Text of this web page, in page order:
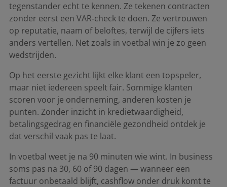
tegenstander echt te kennen. Ze tekenen contracten
zonder eerst een VAR‑check te doen. Ze vertrouwen
op reputatie, naam of beloftes, terwijl de cijfers iets
anders vertellen. Net zoals in voetbal win je zo geen
wedstrijden.
Op het eerste gezicht lijkt elke klant een topspeler,
maar niet iedereen speelt fair. Sommige klanten
scoren voor je onderneming, anderen kosten je
punten. Zonder inzicht in kredietwaardigheid,
betalingsgedrag en financiële gezondheid ontdek je
dat verschil vaak pas te laat.
In voetbal weet je na 90 minuten wie wint. In business
soms pas na 30, 60 of 90 dagen — wanneer een
factuur onbetaald blijft, cashflow onder druk komt te